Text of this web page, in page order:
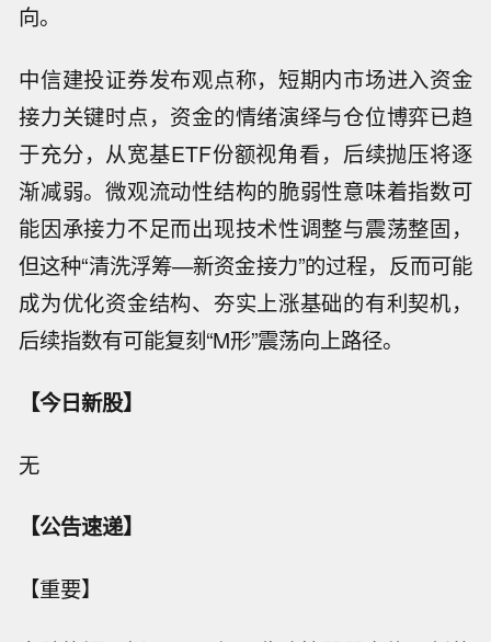
向。
中信建投证券发布观点称，短期内市场进入资金
接力关键时点，资金的情绪演绎与仓位博弈已趋
于充分，从宽基ETF份额视角看，后续抛压将逐
渐减弱。微观流动性结构的脆弱性意味着指数可
能因承接力不足而出现技术性调整与震荡整固，
但这种“清洗浮筹—新资金接力”的过程，反而可能
成为优化资金结构、夯实上涨基础的有利契机，
后续指数有可能复刻“M形”震荡向上路径。
【今日新股】
无
【公告速递】
【重要】